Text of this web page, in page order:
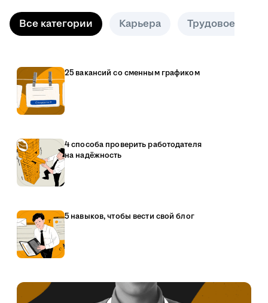
Все категории Карьера Трудовое право
25 вакансий со сменным графиком
4 способа проверить работодателя
на надёжность
5 навыков, чтобы вести свой блог